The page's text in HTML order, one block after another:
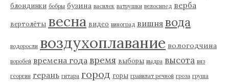
блондинки бобры бузина василек ватрушки велосипед верба
вертолёты весна видео виноград вишня вода
водоросли воздухоплавание вологодчина
воробей времена года время выборы выдра высота вяз
георгин герань гитара город горы гравилат речной гроза груша